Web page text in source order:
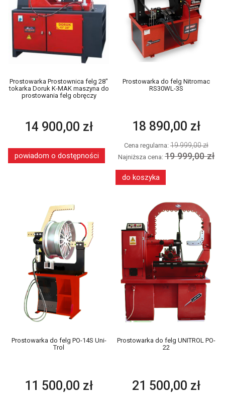
Prostowarka Prostownica felg 28"
tokarka Doruk K-MAK maszyna do
prostowania felg obręczy
14 900,00 zł
powiadom o dostępności
Prostowarka do felg Nitromac
RS30WL-3S
18 890,00 zł
Cena regularna: 19 999,00 zł
Najniższa cena: 19 999,00 zł
do koszyka
Prostowarka do felg PO-14S Uni-
Trol
11 500,00 zł
Prostowarka do felg UNITROL PO-
22
21 500,00 zł